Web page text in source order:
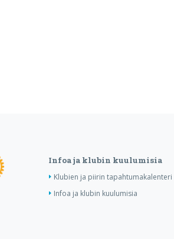
Infoa ja klubin kuulumisia
Klubien ja piirin tapahtumakalenteri
Infoa ja klubin kuulumisia